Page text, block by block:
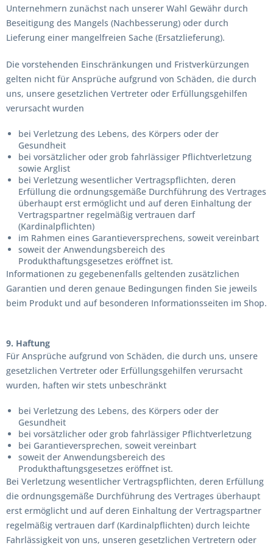
Unternehmern zunächst nach unserer Wahl Gewähr durch
Beseitigung des Mangels (Nachbesserung) oder durch
Lieferung einer mangelfreien Sache (Ersatzlieferung).
Die vorstehenden Einschränkungen und Fristverkürzungen
gelten nicht für Ansprüche aufgrund von Schäden, die durch
uns, unsere gesetzlichen Vertreter oder Erfüllungsgehilfen
verursacht wurden
bei Verletzung des Lebens, des Körpers oder der
Gesundheit
bei vorsätzlicher oder grob fahrlässiger Pflichtverletzung
sowie Arglist
bei Verletzung wesentlicher Vertragspflichten, deren
Erfüllung die ordnungsgemäße Durchführung des Vertrages
überhaupt erst ermöglicht und auf deren Einhaltung der
Vertragspartner regelmäßig vertrauen darf
(Kardinalpflichten)
im Rahmen eines Garantieversprechens, soweit vereinbart
soweit der Anwendungsbereich des
Produkthaftungsgesetzes eröffnet ist.
Informationen zu gegebenenfalls geltenden zusätzlichen
Garantien und deren genaue Bedingungen finden Sie jeweils
beim Produkt und auf besonderen Informationsseiten im Shop.
9. Haftung
Für Ansprüche aufgrund von Schäden, die durch uns, unsere
gesetzlichen Vertreter oder Erfüllungsgehilfen verursacht
wurden, haften wir stets unbeschränkt
bei Verletzung des Lebens, des Körpers oder der
Gesundheit
bei vorsätzlicher oder grob fahrlässiger Pflichtverletzung
bei Garantieversprechen, soweit vereinbart
soweit der Anwendungsbereich des
Produkthaftungsgesetzes eröffnet ist.
Bei Verletzung wesentlicher Vertragspflichten, deren Erfüllung
die ordnungsgemäße Durchführung des Vertrages überhaupt
erst ermöglicht und auf deren Einhaltung der Vertragspartner
regelmäßig vertrauen darf (Kardinalpflichten) durch leichte
Fahrlässigkeit von uns, unseren gesetzlichen Vertretern oder